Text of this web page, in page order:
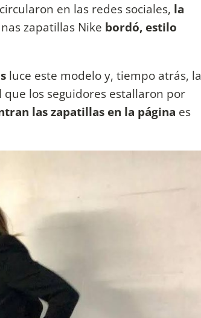
en las redes sociales, la
zapatillas Nike bordó, estilo
luce este modelo y, tiempo atrás, la
los seguidores estallaron por
las zapatillas en la página es